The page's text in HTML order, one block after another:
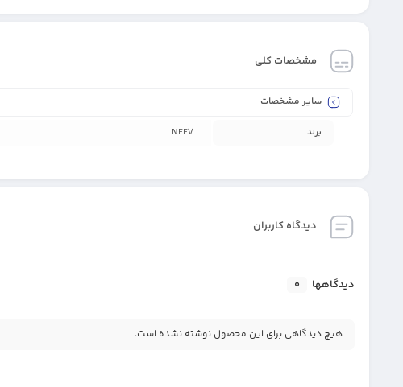
مشخصات کلی
سایر مشخصات
برند NEEV
دیدگاه کاربران
دیدگاهها 0
هیچ دیدگاهی برای این محصول نوشته نشده است.